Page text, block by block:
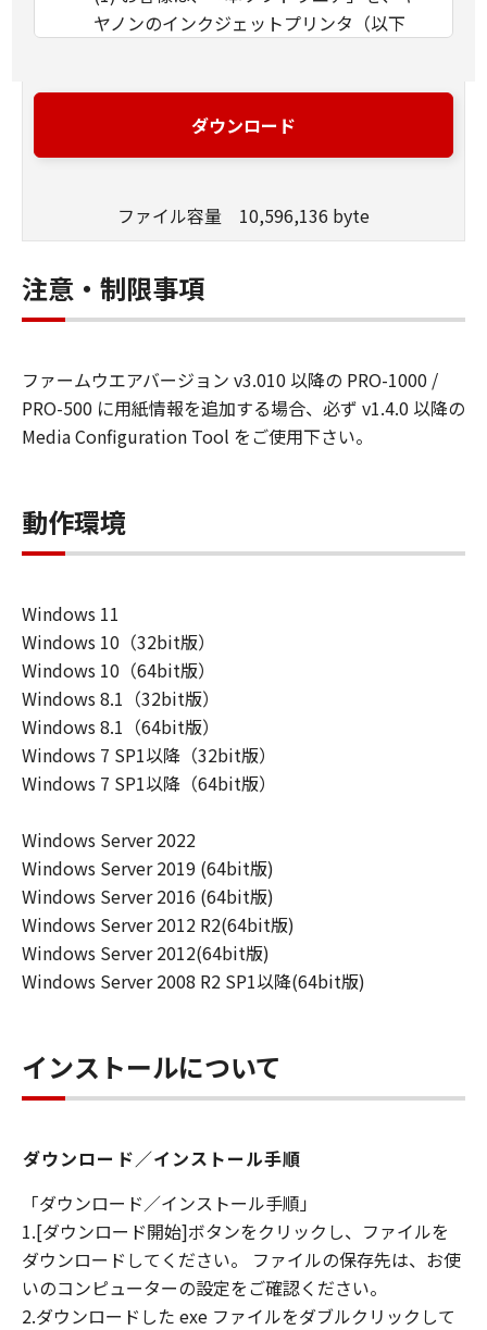
ヤノンのインクジェットプリンタ（以下
とは、「許諾ソフトウエア」をコンピュー
タの記憶媒体上にインストールすること、
と、アクセスすること、読み出すこと、も
しくは実行することのいずれも含むものと
します）することができます。お客様はま
た、お客様が「プリンタ」を使用すること
に、本契約の条件の下で、「許諾ソフトウ
エア」を使用させることができます。その
場合、お客様には、かかる「指定ユーザ」
べての責任を負っていただくものとしま
す。 (2) お客様は、再使用許諾、譲渡、頒
布、貸与その他の方法により、第三者に
せることはできません。
(3) お客様は、「本ソフトウエア」の全部
または一部を修正、改変、リバース・エン
ジニアリング、逆コンパイルまたは逆アセ
ンブル等することはできません。また第三
者にこのような行為をさせてはなりませ
ん。
キヤノンは「本ソフトウエア」に関する知
的財産権のいかなる権利もお客様に付与す
るものではありません。
所有権
「本ソフトウエア」及びその複製物に係る
権限及び所有権は、その内容によりキヤノ
ます。
保証
憶媒体に格納されて提供されている場合、
ア」を購入した日から90日の間、「許諾ソ
フトウエア」が格納されている記憶媒体
（以下「メディア」と言います）に物理的
な欠陥がないことを保証します。当該保証
期間中に「メディア」に物理的な欠陥が発
ダウンロード
ファイル容量 10,596,136 byte
注意・制限事項
ファームウエアバージョン v3.010 以降の PRO-1000 /
PRO-500 に用紙情報を追加する場合、必ず v1.4.0 以降の
Media Configuration Tool をご使用下さい。
動作環境
Windows 11
Windows 10（32bit版）
Windows 10（64bit版）
Windows 8.1（32bit版）
Windows 8.1（64bit版）
Windows 7 SP1以降（32bit版）
Windows 7 SP1以降（64bit版）
Windows Server 2022
Windows Server 2019 (64bit版)
Windows Server 2016 (64bit版)
Windows Server 2012 R2(64bit版)
Windows Server 2012(64bit版)
Windows Server 2008 R2 SP1以降(64bit版)
インストールについて
ダウンロード／インストール手順
「ダウンロード／インストール手順」
1.[ダウンロード開始]ボタンをクリックし、ファイルを
ダウンロードしてください。 ファイルの保存先は、お使
いのコンピューターの設定をご確認ください。
2.ダウンロードした exe ファイルをダブルクリックして